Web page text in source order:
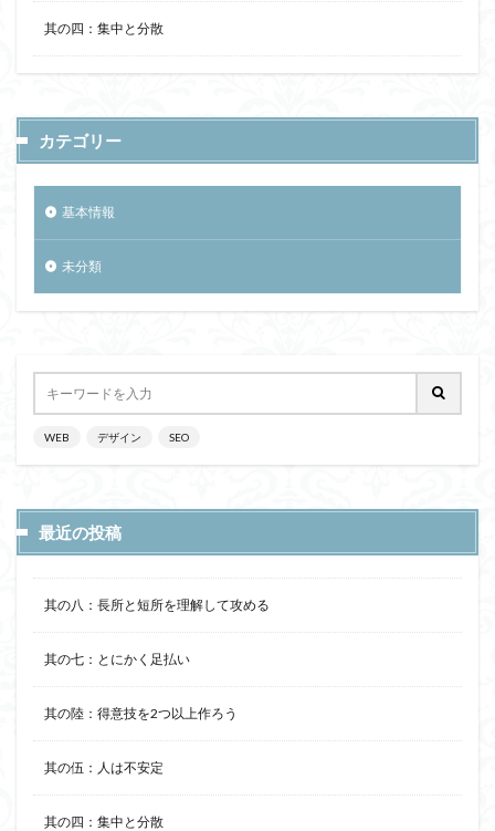
其の四：集中と分散
カテゴリー
基本情報
未分類
WEB デザイン SEO
最近の投稿
其の八：長所と短所を理解して攻める
其の七：とにかく足払い
其の陸：得意技を2つ以上作ろう
其の伍：人は不安定
其の四：集中と分散